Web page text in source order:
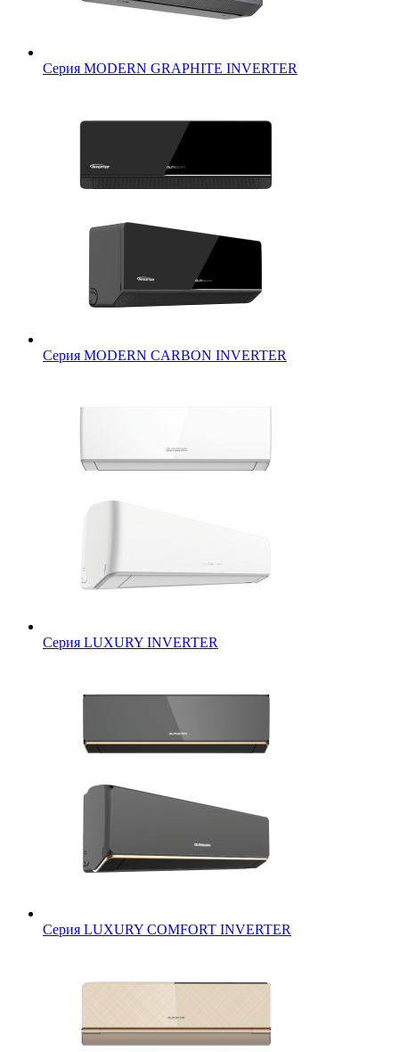
Серия MODERN GRAPHITE INVERTER
Серия MODERN CARBON INVERTER
Серия LUXURY INVERTER
Серия LUXURY COMFORT INVERTER